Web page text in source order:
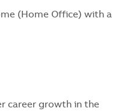
(Home Office) with a
career growth in the